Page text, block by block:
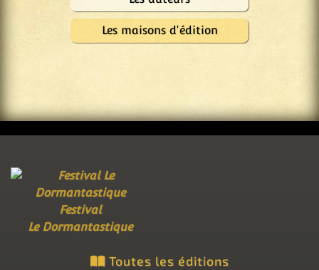
Les maisons d'édition
Festival
Le Dormantastique
Toutes les éditions